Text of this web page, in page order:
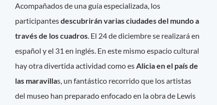
Acompañados de una guía especializada, los
participantesdescubrirán varias ciudades del mundo a
través de los cuadros. El 24 de diciembre se realizará en
español y el 31 en inglés. En este mismo espacio cultural
hay otra divertida actividad como esAlicia en el país de
las maravillas, un fantástico recorrido que los artistas
del museo han preparado enfocado en la obra de Lewis